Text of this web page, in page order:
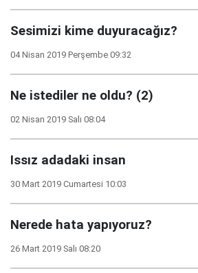
Sesimizi kime duyuracağız?
04 Nisan 2019 Perşembe 09:32
Ne istediler ne oldu? (2)
02 Nisan 2019 Salı 08:04
Issız adadaki insan
30 Mart 2019 Cumartesi 10:03
Nerede hata yapıyoruz?
26 Mart 2019 Salı 08:20